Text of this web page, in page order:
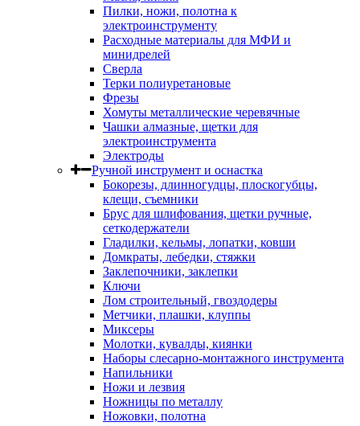
Пилки, ножи, полотна к
электроинструменту
Расходные материалы для МФИ и
минидрелей
Сверла
Терки полиуретановые
Фрезы
Хомуты металлические черевячные
Чашки алмазные, щетки для
электроинструмента
Электроды
Ручной инструмент и оснастка
Бокорезы, длинногудцы, плоскогубцы,
клещи, съемники
Брус для шлифования, щетки ручные,
сеткодержатели
Гладилки, кельмы, лопатки, ковши
Домкраты, лебедки, стяжки
Заклепочники, заклепки
Ключи
Лом строительный, гвоздодеры
Метчики, плашки, клуппы
Миксеры
Молотки, кувалды, киянки
Наборы слесарно-монтажного инструмента
Напильники
Ножи и лезвия
Ножницы по металлу
Ножовки, полотна